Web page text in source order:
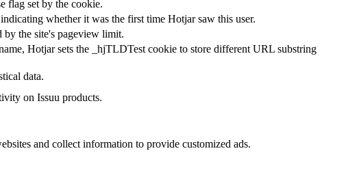
flag set by the cookie.
whether it was the first time Hotjar saw this user.
by the site's pageview limit.
Hotjar sets the _hjTLDTest cookie to store different URL substring
data.
on Issuu products.
and collect information to provide customized ads.